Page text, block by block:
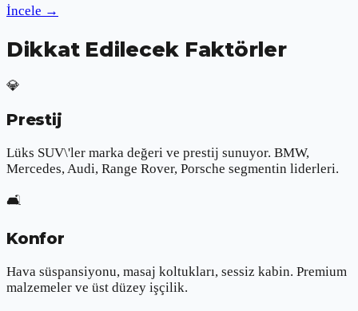
İncele →
Dikkat Edilecek Faktörler
💎
Prestij
Lüks SUV\'ler marka değeri ve prestij sunuyor. BMW,
Mercedes, Audi, Range Rover, Porsche segmentin liderleri.
🛋️
Konfor
Hava süspansiyonu, masaj koltukları, sessiz kabin. Premium
malzemeler ve üst düzey işçilik.